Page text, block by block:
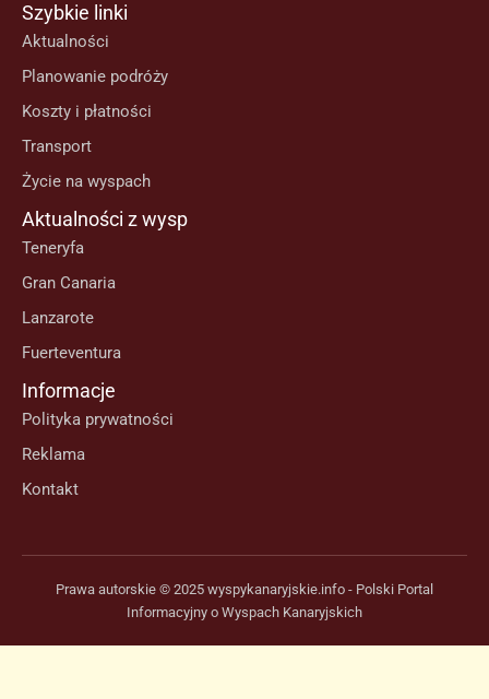
Szybkie linki
Aktualności
Planowanie podróży
Koszty i płatności
Transport
Życie na wyspach
Aktualności z wysp
Teneryfa
Gran Canaria
Lanzarote
Fuerteventura
Informacje
Polityka prywatności
Reklama
Kontakt
Prawa autorskie © 2025 wyspykanaryjskie.info - Polski Portal
Informacyjny o Wyspach Kanaryjskich